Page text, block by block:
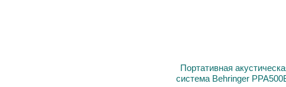
Портативная
система Behringer